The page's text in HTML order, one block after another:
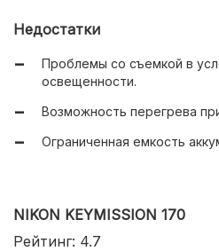
Различные режимы съемки,
ночную съемку.
Компактные размеры и
воды (IPX8).
Bluetooth и Wi-Fi для
устройствами.
Мощный аккумулятор с
Недостатки
Проблемы со съемкой в
освещенности.
Возможность перегрева
Ограниченная емкость
NIKON KEYMISSION 170
Рейтинг: 4.7